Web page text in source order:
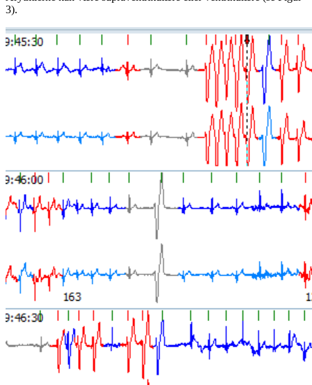
3).